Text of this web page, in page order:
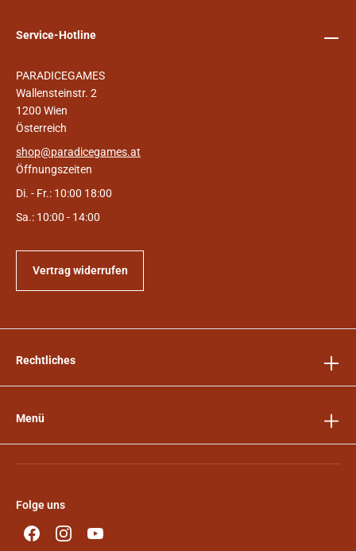
Service-Hotline
PARADICEGAMES
Wallensteinstr. 2
1200 Wien
Österreich
shop@paradicegames.at
Öffnungszeiten
Di. - Fr.: 10:00 18:00
Sa.: 10:00 - 14:00
Vertrag widerrufen
Rechtliches
Menü
Folge uns